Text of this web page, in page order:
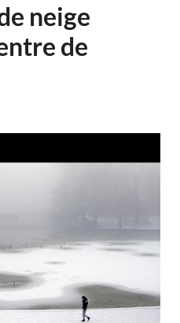
neige
de